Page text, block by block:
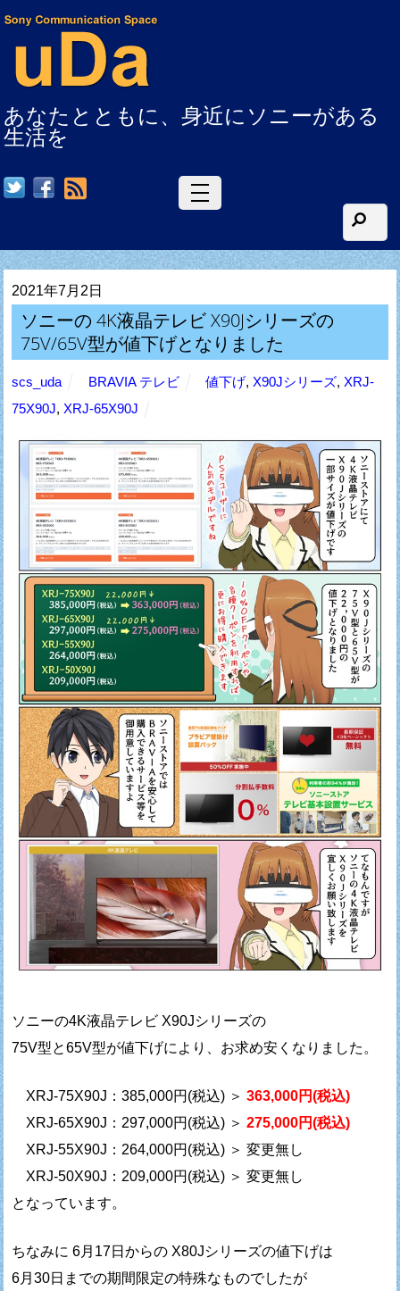
あなたとともに、身近にソニーがある
生活を
2021年7月2日
ソニーの 4K液晶テレビ X90Jシリーズの
75V/65V型が値下げとなりました
scs_uda BRAVIA テレビ 値下げ,X90Jシリーズ,XRJ-
75X90J,XRJ-65X90J
ソニーの4K液晶テレビ X90Jシリーズの
75V型と65V型が値下げにより、お求め安くなりました。
XRJ-75X90J：385,000円(税込) ＞363,000円(税込)
XRJ-65X90J：297,000円(税込) ＞275,000円(税込)
XRJ-55X90J：264,000円(税込) ＞ 変更無し
XRJ-50X90J：209,000円(税込) ＞ 変更無し
となっています。
ちなみに 6月17日からの X80Jシリーズの値下げは
6月30日までの期間限定の特殊なものでしたが